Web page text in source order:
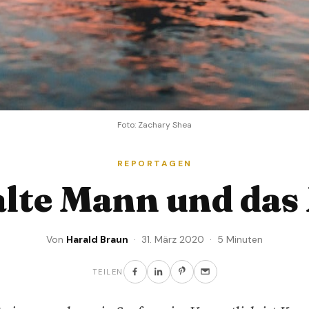
Foto: Zachary Shea
REPORTAGEN
Mann und das
Von Harald Braun · 31. März 2020 · 5 Minuten
TEILEN